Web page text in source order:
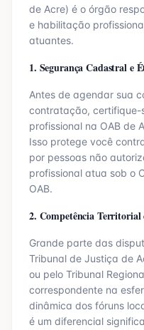
de Acre) é o órgão
e habilitação
atuantes.
1. Segurança Cadastral e
Antes de agendar sua
contratação, certifique-
profissional na OAB de
Isso protege você
por pessoas não
profissional atua sob o
OAB.
2. Competência Territorial
Grande parte das
Tribunal de Justiça de
ou pelo Tribunal
correspondente na
dinâmica dos fóruns
é um diferencial